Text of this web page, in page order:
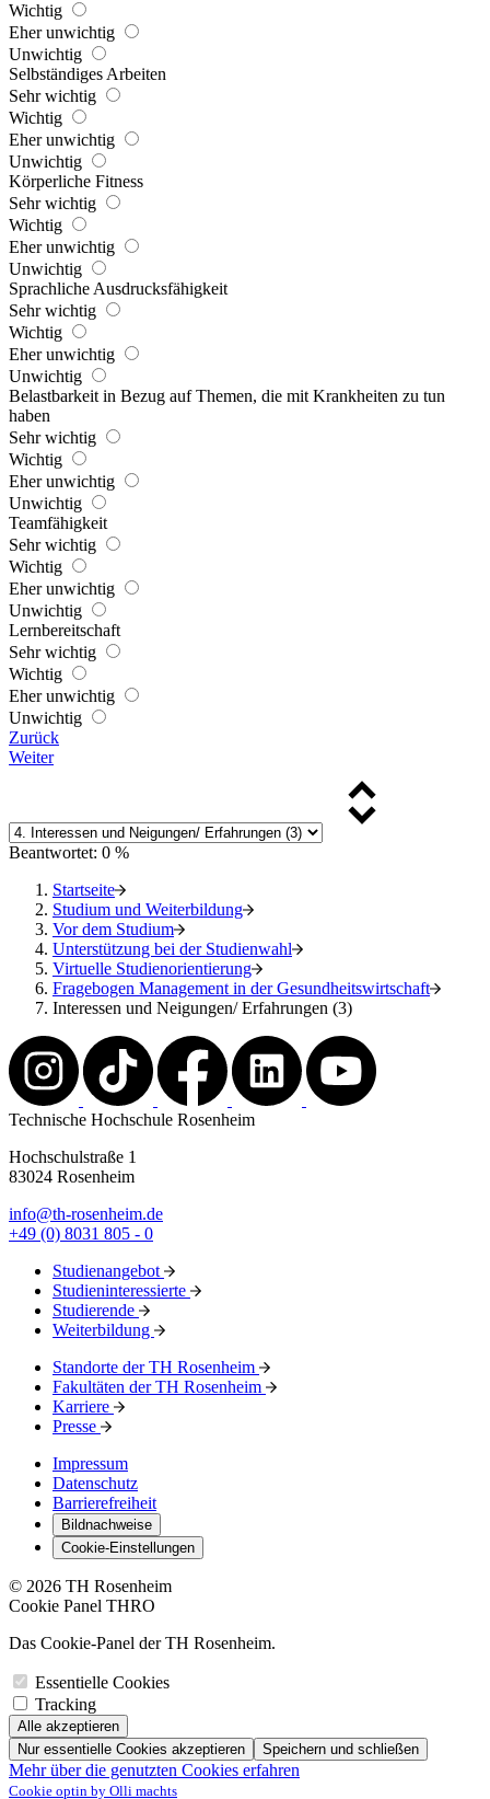
Wichtig
Eher unwichtig
Unwichtig
Selbständiges Arbeiten
Sehr wichtig
Wichtig
Eher unwichtig
Unwichtig
Körperliche Fitness
Sehr wichtig
Wichtig
Eher unwichtig
Unwichtig
Sprachliche Ausdrucksfähigkeit
Sehr wichtig
Wichtig
Eher unwichtig
Unwichtig
Belastbarkeit in Bezug auf Themen, die mit Krankheiten zu tun
haben
Sehr wichtig
Wichtig
Eher unwichtig
Unwichtig
Teamfähigkeit
Sehr wichtig
Wichtig
Eher unwichtig
Unwichtig
Lernbereitschaft
Sehr wichtig
Wichtig
Eher unwichtig
Unwichtig
Zurück
Weiter
Beantwortet: 0 %
Startseite
Studium und Weiterbildung
Vor dem Studium
Unterstützung bei der Studienwahl
Virtuelle Studienorientierung
Fragebogen Management in der Gesundheitswirtschaft
Interessen und Neigungen/ Erfahrungen (3)
Technische Hochschule Rosenheim
Hochschulstraße 1
83024 Rosenheim
info@th-rosenheim.de
+49 (0) 8031 805 - 0
Studienangebot
Studieninteressierte
Studierende
Weiterbildung
Standorte der TH Rosenheim
Fakultäten der TH Rosenheim
Karriere
Presse
Impressum
Datenschutz
Barrierefreiheit
Bildnachweise
Cookie-Einstellungen
© 2026 TH Rosenheim
Cookie Panel THRO
Das Cookie-Panel der TH Rosenheim.
Essentielle Cookies
Tracking
Alle akzeptieren
Nur essentielle Cookies akzeptieren
Speichern und schließen
Mehr über die genutzten Cookies erfahren
Cookie optin by Olli machts